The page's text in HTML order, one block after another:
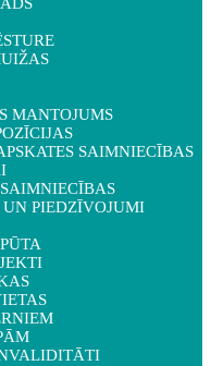
MANTOJUMS
SAIMNIECĪBAS
PIEDZĪVOJUMI